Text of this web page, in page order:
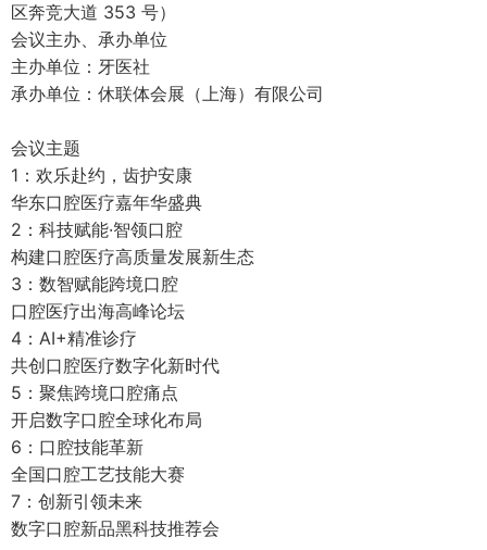
区奔竞大道 353 号）
会议主办、承办单位
主办单位：牙医社
承办单位：休联体会展（上海）有限公司
会议主题
1：欢乐赴约，齿护安康
华东口腔医疗嘉年华盛典
2：科技赋能·智领口腔
构建口腔医疗高质量发展新生态
3：数智赋能跨境口腔
口腔医疗出海高峰论坛
4：AI+精准诊疗
共创口腔医疗数字化新时代
5：聚焦跨境口腔痛点
开启数字口腔全球化布局
6：口腔技能革新
全国口腔工艺技能大赛
7：创新引领未来
数字口腔新品黑科技推荐会